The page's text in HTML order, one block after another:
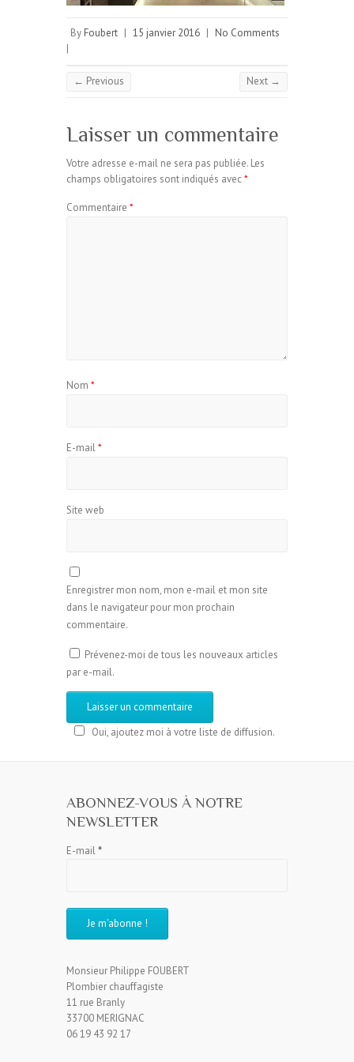
By Foubert | 15 janvier 2016 | No Comments
|
← Previous Next →
Laisser un commentaire
Votre adresse e-mail ne sera pas publiée. Les
champs obligatoires sont indiqués avec*
Commentaire *
Nom *
E-mail*
Site web
Enregistrer mon nom, mon e-mail et mon site
dans le navigateur pour mon prochain
commentaire.
Prévenez-moi de tous les nouveaux articles
par e-mail.
Oui, ajoutez moi à votre liste de diffusion.
ABONNEZ-VOUS À NOTRE
NEWSLETTER
E-mail*
Monsieur Philippe FOUBERT
Plombier chauffagiste
11 rue Branly
33700 MERIGNAC
06 19 43 92 17